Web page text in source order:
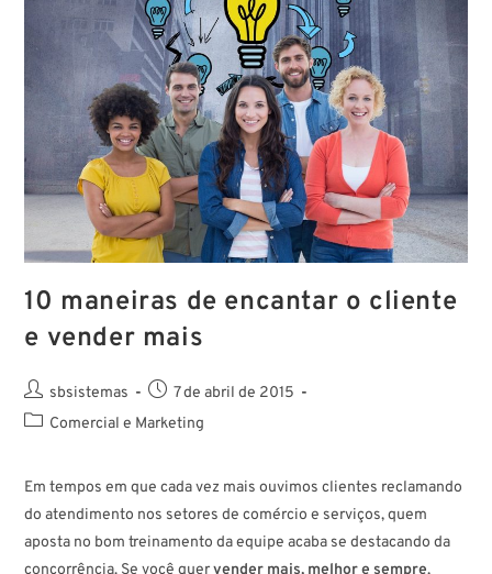
10 maneiras de encantar o cliente
e vender mais
sbsistemas
7 de abril de 2015
Comercial e Marketing
Em tempos em que cada vez mais ouvimos clientes reclamando
do atendimento nos setores de comércio e serviços, quem
aposta no bom treinamento da equipe acaba se destacando da
concorrência. Se você quervender mais, melhor e sempre,